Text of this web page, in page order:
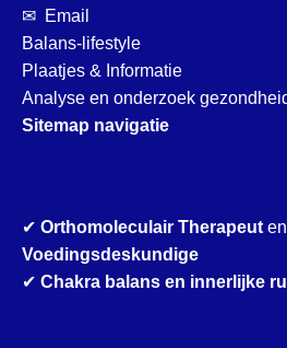
✉ Email
Balans-lifestyle
Plaatjes & Informatie
Analyse en onderzoek
Sitemap navigatie
✔ Orthomoleculair Therapeuten
Voedingsdeskundige
✔ Chakra balans en innerlijke